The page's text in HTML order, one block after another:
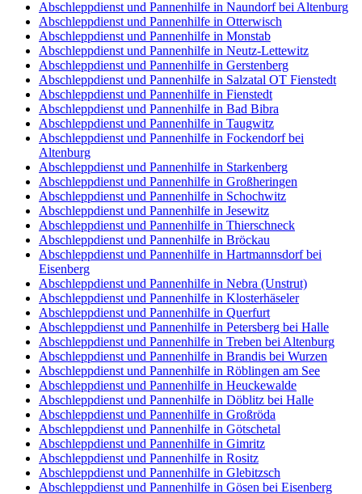
Abschleppdienst und Pannenhilfe in Naundorf bei Altenburg
Abschleppdienst und Pannenhilfe in Otterwisch
Abschleppdienst und Pannenhilfe in Monstab
Abschleppdienst und Pannenhilfe in Neutz-Lettewitz
Abschleppdienst und Pannenhilfe in Gerstenberg
Abschleppdienst und Pannenhilfe in Salzatal OT Fienstedt
Abschleppdienst und Pannenhilfe in Fienstedt
Abschleppdienst und Pannenhilfe in Bad Bibra
Abschleppdienst und Pannenhilfe in Taugwitz
Abschleppdienst und Pannenhilfe in Fockendorf bei
Altenburg
Abschleppdienst und Pannenhilfe in Starkenberg
Abschleppdienst und Pannenhilfe in Großheringen
Abschleppdienst und Pannenhilfe in Schochwitz
Abschleppdienst und Pannenhilfe in Jesewitz
Abschleppdienst und Pannenhilfe in Thierschneck
Abschleppdienst und Pannenhilfe in Bröckau
Abschleppdienst und Pannenhilfe in Hartmannsdorf bei
Eisenberg
Abschleppdienst und Pannenhilfe in Nebra (Unstrut)
Abschleppdienst und Pannenhilfe in Klosterhäseler
Abschleppdienst und Pannenhilfe in Querfurt
Abschleppdienst und Pannenhilfe in Petersberg bei Halle
Abschleppdienst und Pannenhilfe in Treben bei Altenburg
Abschleppdienst und Pannenhilfe in Brandis bei Wurzen
Abschleppdienst und Pannenhilfe in Röblingen am See
Abschleppdienst und Pannenhilfe in Heuckewalde
Abschleppdienst und Pannenhilfe in Döblitz bei Halle
Abschleppdienst und Pannenhilfe in Großröda
Abschleppdienst und Pannenhilfe in Götschetal
Abschleppdienst und Pannenhilfe in Gimritz
Abschleppdienst und Pannenhilfe in Rositz
Abschleppdienst und Pannenhilfe in Glebitzsch
Abschleppdienst und Pannenhilfe in Gösen bei Eisenberg